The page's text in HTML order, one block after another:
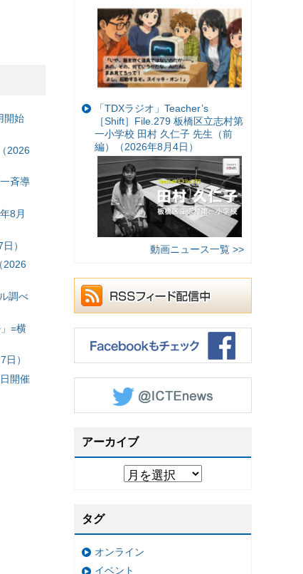
開始
2026
斉導
8月
）
2026
調べ
=横
）
開催
「TDXラジオ」Teacher’s
［Shift］File.279 板橋区立志村第
一小学校 田村 久仁子 先生（前
編）（2026年8月4日）
動画ニュース一覧 >>
アーカイブ
タグ
オンライン
イベント